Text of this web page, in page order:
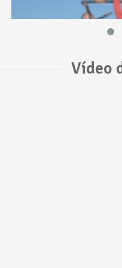
Vídeo